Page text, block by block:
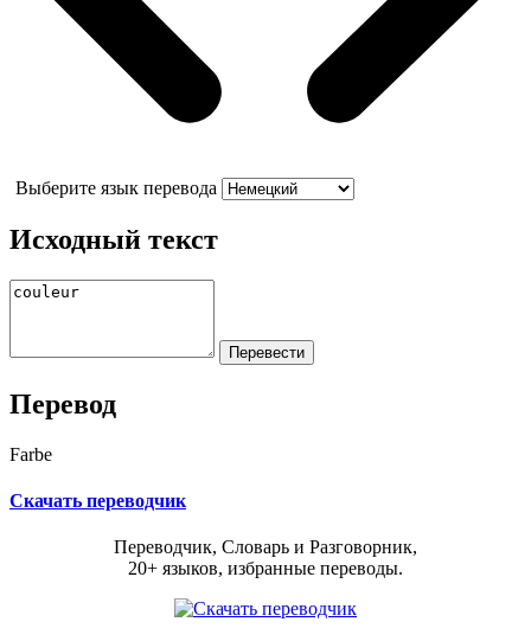
Выберите язык перевода
Исходный текст
Перевод
Farbe
Скачать переводчик
Переводчик, Словарь и Разговорник,
20+ языков, избранные переводы.